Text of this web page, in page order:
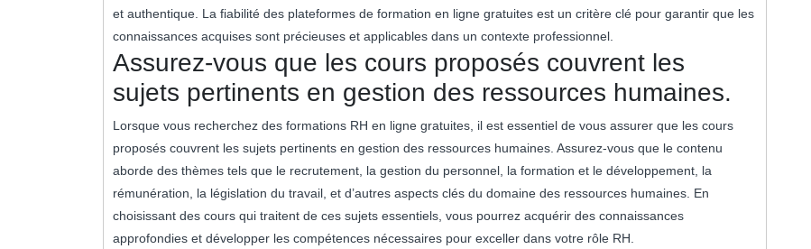
et authentique. La fiabilité des plateformes de formation en ligne gratuites est un critère clé pour garantir que les
connaissances acquises sont précieuses et applicables dans un contexte professionnel.
Assurez-vous que les cours proposés couvrent les
sujets pertinents en gestion des ressources humaines.
Lorsque vous recherchez des formations RH en ligne gratuites, il est essentiel de vous assurer que les cours
proposés couvrent les sujets pertinents en gestion des ressources humaines. Assurez-vous que le contenu
aborde des thèmes tels que le recrutement, la gestion du personnel, la formation et le développement, la
rémunération, la législation du travail, et d’autres aspects clés du domaine des ressources humaines. En
choisissant des cours qui traitent de ces sujets essentiels, vous pourrez acquérir des connaissances
approfondies et développer les compétences nécessaires pour exceller dans votre rôle RH.